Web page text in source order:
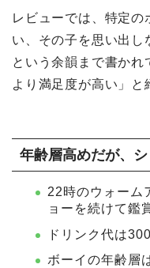
レビューでは、特定の
い、その子を思い出
という余韻まで書か
より満足度が高い」と
年齢層高めだが、
22時のウォーム
ョーを続けて鑑
ドリンク代は
ボーイの年齢層